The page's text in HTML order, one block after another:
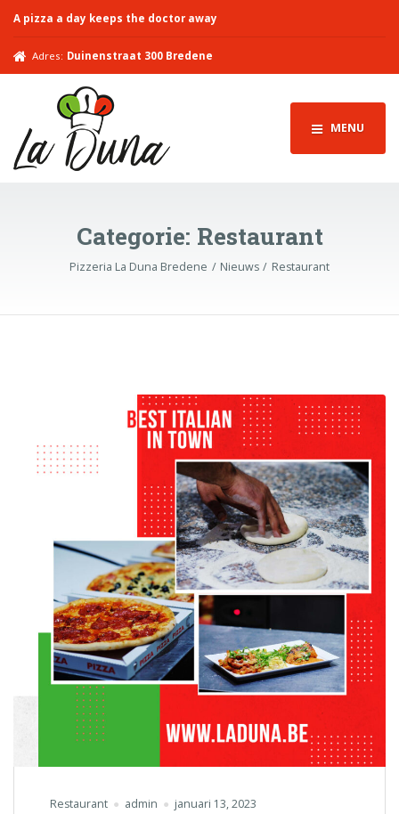
A pizza a day keeps the doctor away
Adres: Duinenstraat 300 Bredene
MENU
Categorie: Restaurant
Pizzeria La Duna Bredene Nieuws Restaurant
Restaurant admin januari 13, 2023